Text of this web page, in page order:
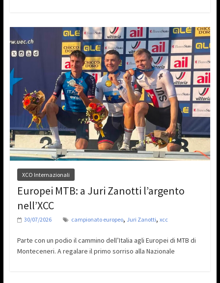
XCO Internazionali
Europei MTB: a Juri Zanotti l’argento
nell’XCC
30/07/2026 campionato europeo, Juri Zanotti, xcc
Parte con un podio il cammino dell’Italia agli Europei di MTB di
Monteceneri. A regalare il primo sorriso alla Nazionale